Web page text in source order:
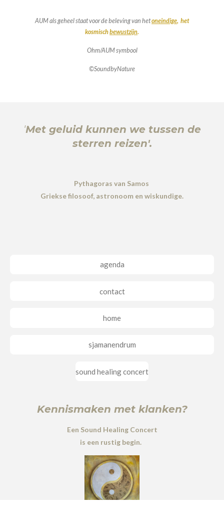
AUM als geheel staat voor de beleving van hetoneindige, het
kosmischbewustzijn.
Ohm/AUM symbool
©SoundbyNature
'Met geluid kunnen we tussen de
sterren reizen'.
Pythagoras van Samos
Griekse filosoof, astronoom en wiskundige.
agenda
contact
home
sjamanendrum
sound healing concert
Kennismaken met klanken?
Een Sound Healing Concert
is een rustig begin.